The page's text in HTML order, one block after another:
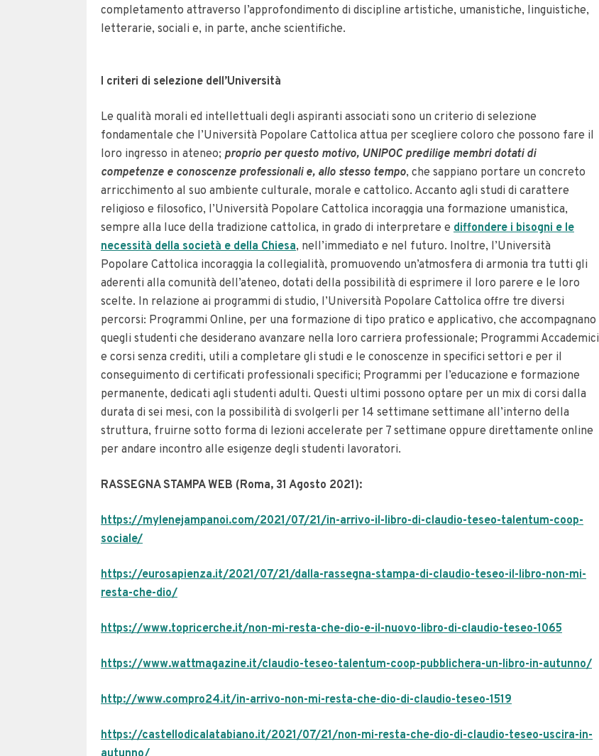
completamento attraverso l’approfondimento di discipline artistiche, umanistiche, linguistiche,
letterarie, sociali e, in parte, anche scientifiche.
I criteri di selezione dell’Università
Le qualità morali ed intellettuali degli aspiranti associati sono un criterio di selezione
fondamentale che l’Università Popolare Cattolica attua per scegliere coloro che possono fare il
loro ingresso in ateneo; proprio per questo motivo, UNIPOC predilige membri dotati di
competenze e conoscenze professionali e, allo stesso tempo, che sappiano portare un concreto
arricchimento al suo ambiente culturale, morale e cattolico. Accanto agli studi di carattere
religioso e filosofico, l’Università Popolare Cattolica incoraggia una formazione umanistica,
sempre alla luce della tradizione cattolica, in grado di interpretare e diffondere i bisogni e le
necessità della società e della Chiesa, nell’immediato e nel futuro. Inoltre, l’Università
Popolare Cattolica incoraggia la collegialità, promuovendo un’atmosfera di armonia tra tutti gli
aderenti alla comunità dell’ateneo, dotati della possibilità di esprimere il loro parere e le loro
scelte. In relazione ai programmi di studio, l’Università Popolare Cattolica offre tre diversi
percorsi: Programmi Online, per una formazione di tipo pratico e applicativo, che accompagnano
quegli studenti che desiderano avanzare nella loro carriera professionale; Programmi Accademici
e corsi senza crediti, utili a completare gli studi e le conoscenze in specifici settori e per il
conseguimento di certificati professionali specifici; Programmi per l’educazione e formazione
permanente, dedicati agli studenti adulti. Questi ultimi possono optare per un mix di corsi dalla
durata di sei mesi, con la possibilità di svolgerli per 14 settimane settimane all’interno della
struttura, fruirne sotto forma di lezioni accelerate per 7 settimane oppure direttamente online
per andare incontro alle esigenze degli studenti lavoratori.
RASSEGNA STAMPA WEB (Roma, 31 Agosto 2021):
https://mylenejampanoi.com/2021/07/21/in-arrivo-il-libro-di-claudio-teseo-talentum-coop-
sociale/
https://eurosapienza.it/2021/07/21/dalla-rassegna-stampa-di-claudio-teseo-il-libro-non-mi-
resta-che-dio/
https://www.topricerche.it/non-mi-resta-che-dio-e-il-nuovo-libro-di-claudio-teseo-1065
https://www.wattmagazine.it/claudio-teseo-talentum-coop-pubblichera-un-libro-in-autunno/
http://www.compro24.it/in-arrivo-non-mi-resta-che-dio-di-claudio-teseo-1519
https://castellodicalatabiano.it/2021/07/21/non-mi-resta-che-dio-di-claudio-teseo-uscira-in-